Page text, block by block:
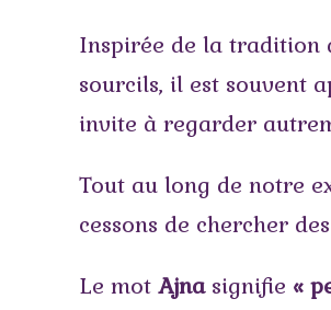
Inspirée de la tradition
sourcils, il est souvent
invite à regarder
Tout au long de notre
cessons de chercher
Le mot Ajnasignifie «